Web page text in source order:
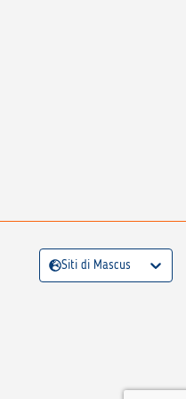
Siti di Mascus